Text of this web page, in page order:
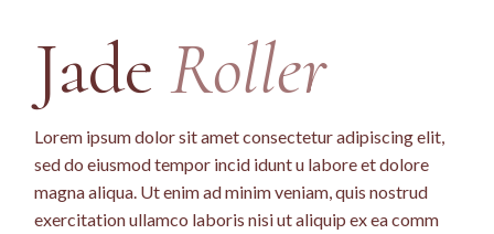
JadeRoller
Lorem ipsum dolor sit amet consectetur adipiscing elit,
sed do eiusmod tempor incid idunt u labore et dolore
magna aliqua. Ut enim ad minim veniam, quis nostrud
exercitation ullamco laboris nisi ut aliquip ex ea comm